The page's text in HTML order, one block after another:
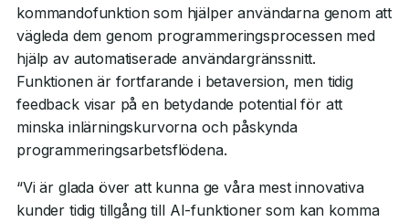
kommandofunktion som hjälper användarna genom att
vägleda dem genom programmeringsprocessen med
hjälp av automatiserade användargränssnitt.
Funktionen är fortfarande i betaversion, men tidig
feedback visar på en betydande potential för att
minska inlärningskurvorna och påskynda
programmeringsarbetsflödena.
“Vi är glada över att kunna ge våra mest innovativa
kunder tidig tillgång till AI-funktioner som kan komma